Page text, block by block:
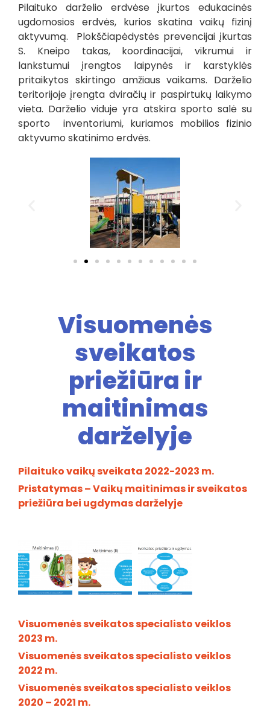
Pilaituko darželio erdvėse įkurtos edukacinės
ugdomosios erdvės, kurios skatina vaikų fizinį
aktyvumą. Plokščiapėdystės prevencijai įkurtas
S. Kneipo takas, koordinacijai, vikrumui ir
lankstumui įrengtos laipynės ir karstyklės
pritaikytos skirtingo amžiaus vaikams. Darželio
teritorijoje įrengta dviračių ir paspirtukų laikymo
vieta. Darželio viduje yra atskira sporto salė su
sporto inventoriumi, kuriamos mobilios fizinio
aktyvumo skatinimo erdvės.
Visuomenės
sveikatos
priežiūra ir
maitinimas
darželyje
Pilaituko vaikų sveikata 2022-2023 m.
Pristatymas – Vaikų maitinimas ir sveikatos
priežiūra bei ugdymas darželyje
Visuomenės sveikatos specialisto veiklos
2023 m.
Visuomenės sveikatos specialisto veiklos
2022 m.
Visuomenės sveikatos specialisto veiklos
2020 – 2021 m.